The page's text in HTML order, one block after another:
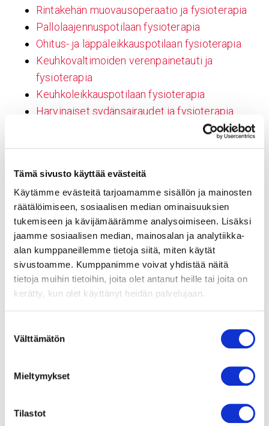
Tämä sivusto käyttää evästeitä
Käytämme evästeitä tarjoamamme sisällön ja mainosten
räätälöimiseen, sosiaalisen median ominaisuuksien
tukemiseen ja kävijämäärämme analysoimiseen. Lisäksi
jaamme sosiaalisen median, mainosalan ja analytiikka-
alan kumppaneillemme tietoja siitä, miten käytät
sivustoamme. Kumppanimme voivat yhdistää näitä
tietoja muihin tietoihin, joita olet antanut heille tai joita on
kerätty, kun olet käyttänyt heidän palvelujaan.
valinta
Välttämätön
Mieltymykset
Tilastot
Rintakehän muovausoperaatio ja fysioterapia
Pallolaajennuspotilaan fysioterapia
Ohitus- ja läppäleikkauspotilaan fysioterapia
Keuhkovaltimoiden verenpainetauti ja
fysioterapia
Keuhkoleikkauspotilaan fysioterapia
Harvinaiset sydänsairaudet ja fysioterapia
Ammattilaisille
Kardiologian läheteohjeet
Aiemmat julkaisut
Sydän- ja rintaelinkirurgian läheteohjeet
Päivystyspalvelu
Hinnastot
Konsultaatiopalvelut
Lähikardiologipalvelu
Rakenteellisten sydänsairauksien moderni hoito
Sydänsairaalassa
Yhteiskunnallinen vaikuttavuus